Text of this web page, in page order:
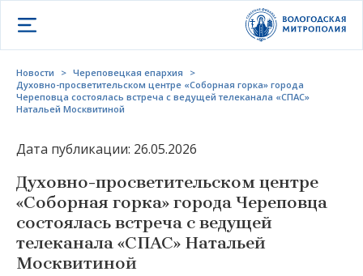
Открыть меню
Новости > Череповецкая епархия
>
Духовно-просветительском центре «Соборная горка» города
Череповца состоялась встреча с ведущей телеканала «СПАС»
Натальей Москвитиной
Дата публикации: 26.05.2026
Духовно-просветительском центре
«Соборная горка» города Череповца
состоялась встреча с ведущей
телеканала «СПАС» Натальей
Москвитиной